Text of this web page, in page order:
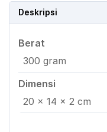
Deskripsi
Berat
300 gram
Dimensi
20 × 14 × 2 cm